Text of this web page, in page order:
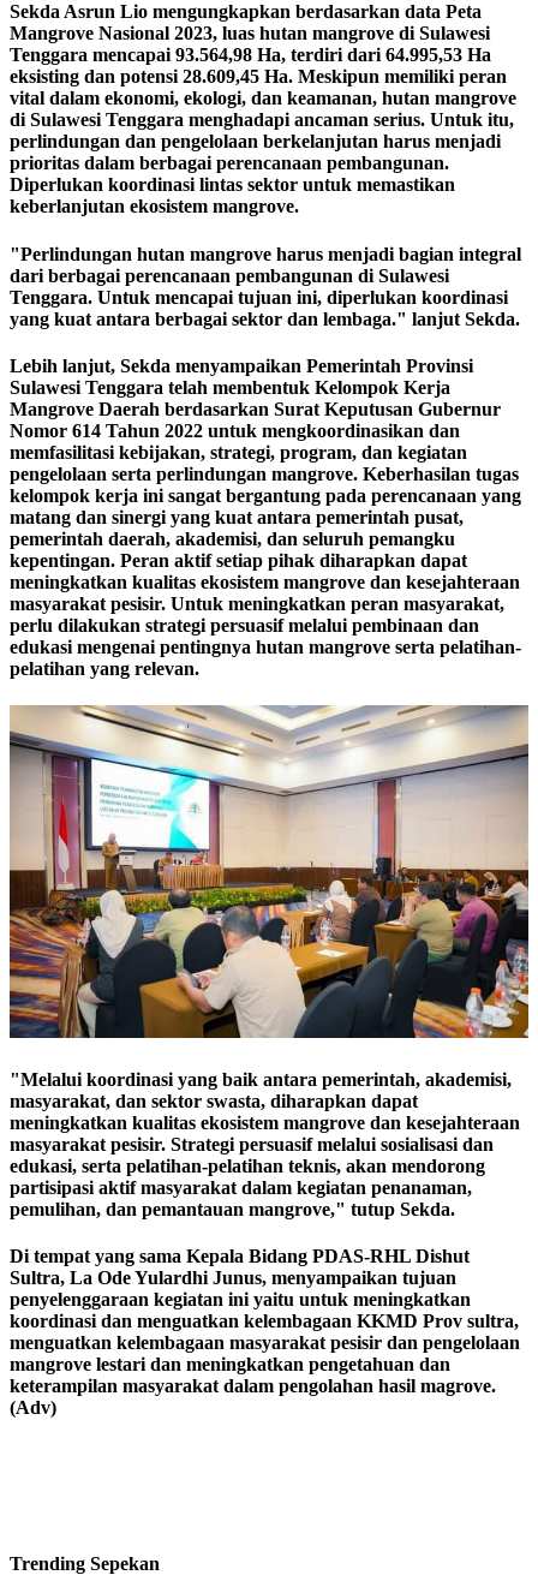
Sekda Asrun Lio mengungkapkan berdasarkan data Peta
Mangrove Nasional 2023, luas hutan mangrove di Sulawesi
Tenggara mencapai 93.564,98 Ha, terdiri dari 64.995,53 Ha
eksisting dan potensi 28.609,45 Ha. Meskipun memiliki peran
vital dalam ekonomi, ekologi, dan keamanan, hutan mangrove
di Sulawesi Tenggara menghadapi ancaman serius. Untuk itu,
perlindungan dan pengelolaan berkelanjutan harus menjadi
prioritas dalam berbagai perencanaan pembangunan.
Diperlukan koordinasi lintas sektor untuk memastikan
keberlanjutan ekosistem mangrove.
"Perlindungan hutan mangrove harus menjadi bagian integral
dari berbagai perencanaan pembangunan di Sulawesi
Tenggara. Untuk mencapai tujuan ini, diperlukan koordinasi
yang kuat antara berbagai sektor dan lembaga." lanjut Sekda.
Lebih lanjut, Sekda menyampaikan Pemerintah Provinsi
Sulawesi Tenggara telah membentuk Kelompok Kerja
Mangrove Daerah berdasarkan Surat Keputusan Gubernur
Nomor 614 Tahun 2022 untuk mengkoordinasikan dan
memfasilitasi kebijakan, strategi, program, dan kegiatan
pengelolaan serta perlindungan mangrove. Keberhasilan tugas
kelompok kerja ini sangat bergantung pada perencanaan yang
matang dan sinergi yang kuat antara pemerintah pusat,
pemerintah daerah, akademisi, dan seluruh pemangku
kepentingan. Peran aktif setiap pihak diharapkan dapat
meningkatkan kualitas ekosistem mangrove dan kesejahteraan
masyarakat pesisir. Untuk meningkatkan peran masyarakat,
perlu dilakukan strategi persuasif melalui pembinaan dan
edukasi mengenai pentingnya hutan mangrove serta pelatihan-
pelatihan yang relevan.
"Melalui koordinasi yang baik antara pemerintah, akademisi,
masyarakat, dan sektor swasta, diharapkan dapat
meningkatkan kualitas ekosistem mangrove dan kesejahteraan
masyarakat pesisir. Strategi persuasif melalui sosialisasi dan
edukasi, serta pelatihan-pelatihan teknis, akan mendorong
partisipasi aktif masyarakat dalam kegiatan penanaman,
pemulihan, dan pemantauan mangrove," tutup Sekda.
Di tempat yang sama Kepala Bidang PDAS-RHL Dishut
Sultra, La Ode Yulardhi Junus, menyampaikan tujuan
penyelenggaraan kegiatan ini yaitu untuk meningkatkan
koordinasi dan menguatkan kelembagaan KKMD Prov sultra,
menguatkan kelembagaan masyarakat pesisir dan pengelolaan
mangrove lestari dan meningkatkan pengetahuan dan
keterampilan masyarakat dalam pengolahan hasil magrove.
(Adv)
Trending Sepekan